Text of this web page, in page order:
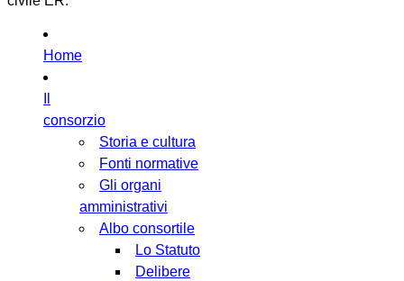
Home
consorzio
Storia e cultura
Fonti normative
Gli organi
amministrativi
Albo consortile
Lo Statuto
Delibere